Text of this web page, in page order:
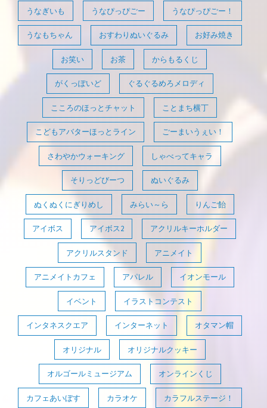
うなぎいも うなぴっぴごー うなぴっぴごー！
うなもちゃん おすわりぬいぐるみ お好み焼き
お笑い お茶 からもるくじ
がくっぽいど ぐるぐるめろメロディ
こころのほっとチャット ことまち横丁
こどもアバターほっとライン ごーまいうぇい！
さわやかウォーキング しゃべってキャラ
そりっどびーつ ぬいぐるみ
ぬくぬくにぎりめし みらい～ら りんご飴
アイボス アイボス2 アクリルキーホルダー
アクリルスタンド アニメイト
アニメイトカフェ アパレル イオンモール
イベント イラストコンテスト
インタネスクエア インターネット オタマン帽
オリジナル オリジナルクッキー
オルゴールミュージアム オンラインくじ
カフェあいぼす カラオケ カラフルステージ！